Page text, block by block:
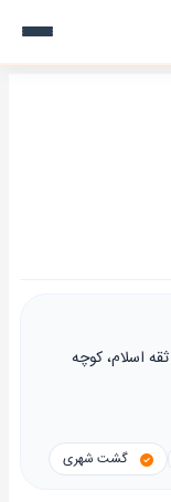
اسلام، کوچه
گشت شهری